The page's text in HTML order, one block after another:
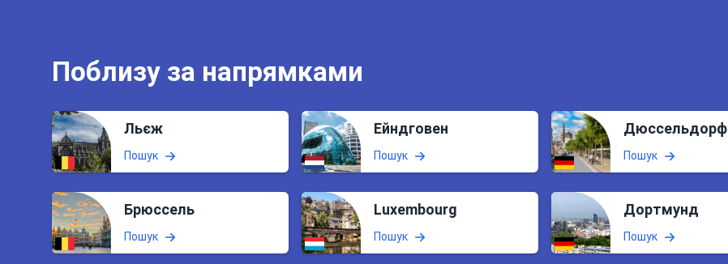
Поблизу за напрямками
Льєж
Пошук
Ейндговен
Пошук
Дюссельдорф
Пошук
Брюссель
Пошук
Luxembourg
Пошук
Дортмунд
Пошук